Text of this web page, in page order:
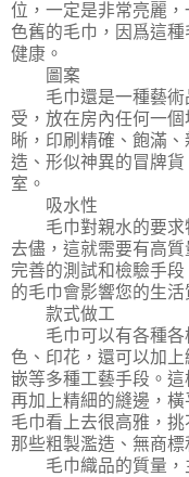
位，一定是非常亮麗
色舊的毛巾，因爲這
健康。
圖案
毛巾還是一種藝術
受，放在房內任何一
晰，印刷精確、飽滿
造、形似神異的冒牌
室。
吸水性
毛巾對親水的要求
去儘，這就需要有高
完善的測試和檢驗手
的毛巾會影響您的生活
款式做工
毛巾可以有各種各
色、印花，還可以加
嵌等多種工藝手段。
再加上精細的縫邊，
毛巾看上去很高雅，
那些粗製濫造、無商標
毛巾織品的質量，